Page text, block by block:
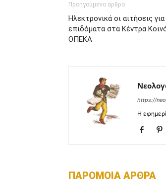
Προηγούμενο άρθρο
Ηλεκτρονικά οι αιτήσεις
επιδόματα στα Κέντρα
ΟΠΕΚΑ
https://
Η
ΠΑΡΟΜΟΙΑ ΑΡΘΡΑ